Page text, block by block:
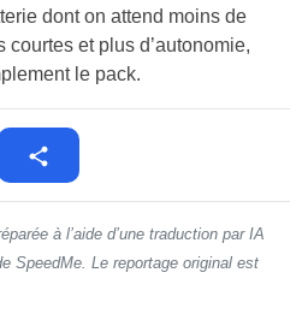
dont on attend moins de
et plus d’autonomie,
le pack.
à l’aide d’une traduction par IA
SpeedMe. Le reportage original est